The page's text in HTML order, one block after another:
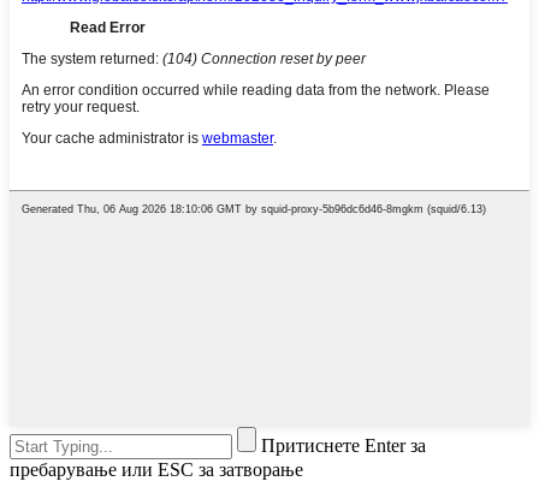
Притиснете Enter за
пребарување или ESC за затворање